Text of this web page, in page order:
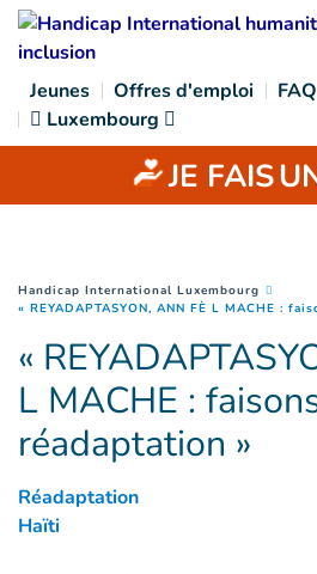
Goto main content
Jeunes Offres d'emploi FAQ
Luxembourg
JE FAIS
You are here :
Handicap International Luxembourg
« REYADAPTASYON, ANN FÈ L MACHE :
«
L MACHE :
réadaptation »
Réadaptation
Haïti